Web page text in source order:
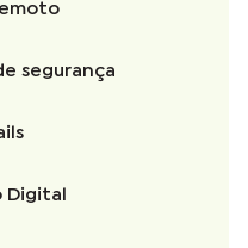
segurança
Digital